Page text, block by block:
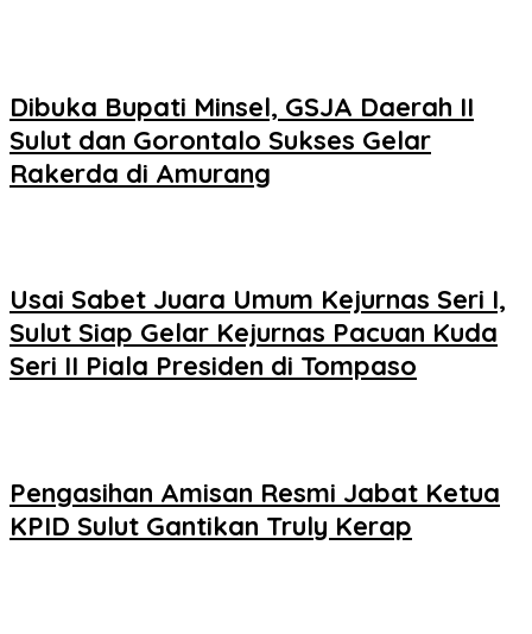
Dibuka Bupati Minsel, GSJA Daerah II
Sulut dan Gorontalo Sukses Gelar
Rakerda di Amurang
Usai Sabet Juara Umum Kejurnas Seri I,
Sulut Siap Gelar Kejurnas Pacuan Kuda
Seri II Piala Presiden di Tompaso
Pengasihan Amisan Resmi Jabat Ketua
KPID Sulut Gantikan Truly Kerap